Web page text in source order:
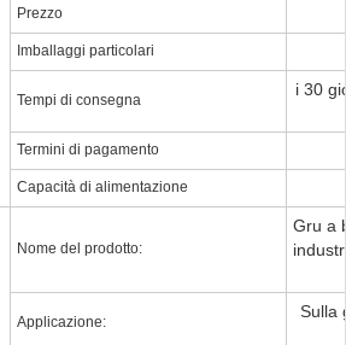
Prezzo
Imballaggi particolari
Tempi di consegna
i 30
Termini di pagamento
Capacità di alimentazione
Nome del prodotto:
Gru a
Applicazione:
Sulla